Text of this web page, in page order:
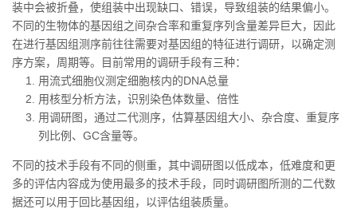
装中会被折叠，使组装中出现缺口、错误，导致组装的结果偏小。
不同的生物体的基因组之间杂合率和重复序列含量差异巨大，因此
在进行基因组测序前往往需要对基因组的特征进行调研，以确定测
序方案，周期等。目前常用的调研手段有三种：
用流式细胞仪测定细胞核内的DNA总量
用核型分析方法，识别染色体数量、倍性
用调研图，通过二代测序，估算基因组大小、杂合度、重复序
列比例、GC含量等。
不同的技术手段有不同的侧重，其中调研图以低成本，低难度和更
多的评估内容成为使用最多的技术手段，同时调研图所测的二代数
据还可以用于回比基因组，以评估组装质量。